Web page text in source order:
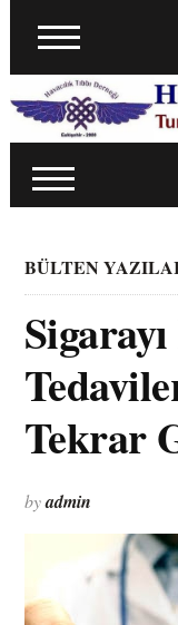
BÜLTEN
Tekrar
byadmin